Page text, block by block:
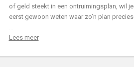
of geld steekt in een ontruimingsplan, wil je
eerst gewoon weten waar zo’n plan precies
Lees meer